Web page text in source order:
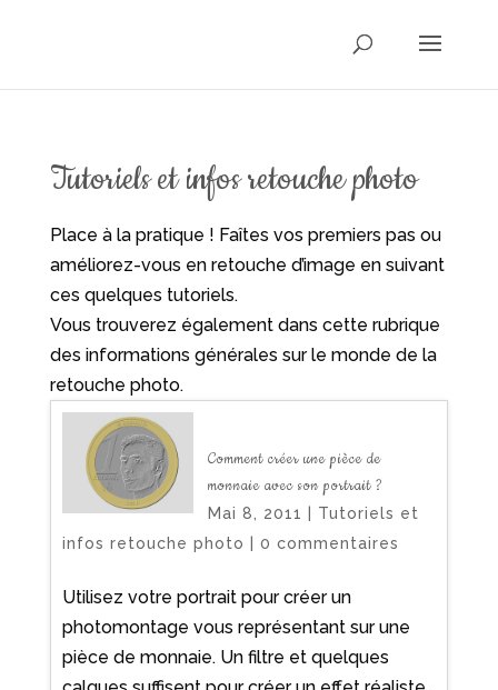
Tutoriels et infos retouche photo
Place à la pratique ! Faîtes vos premiers pas ou
améliorez-vous en retouche d’image en suivant
ces quelques tutoriels.
Vous trouverez également dans cette rubrique
des informations générales sur le monde de la
retouche photo.
Comment créer une pièce de
monnaie avec son portrait ?
Mai 8, 2011
Tutoriels et
infos retouche photo
0 commentaires
Utilisez votre portrait pour créer un
photomontage vous représentant sur une
pièce de monnaie. Un filtre et quelques